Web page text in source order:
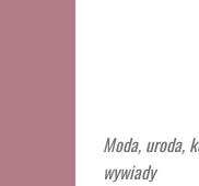
Moda, uroda,
wywiady